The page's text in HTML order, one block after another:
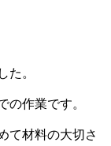
た。
の作業です。
て材料の大切さ